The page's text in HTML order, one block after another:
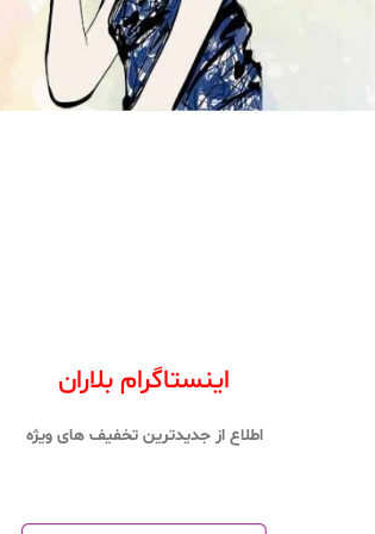
اینستاگرام بلاران
اطلاع از جدیدترین تخفیف های ویژه